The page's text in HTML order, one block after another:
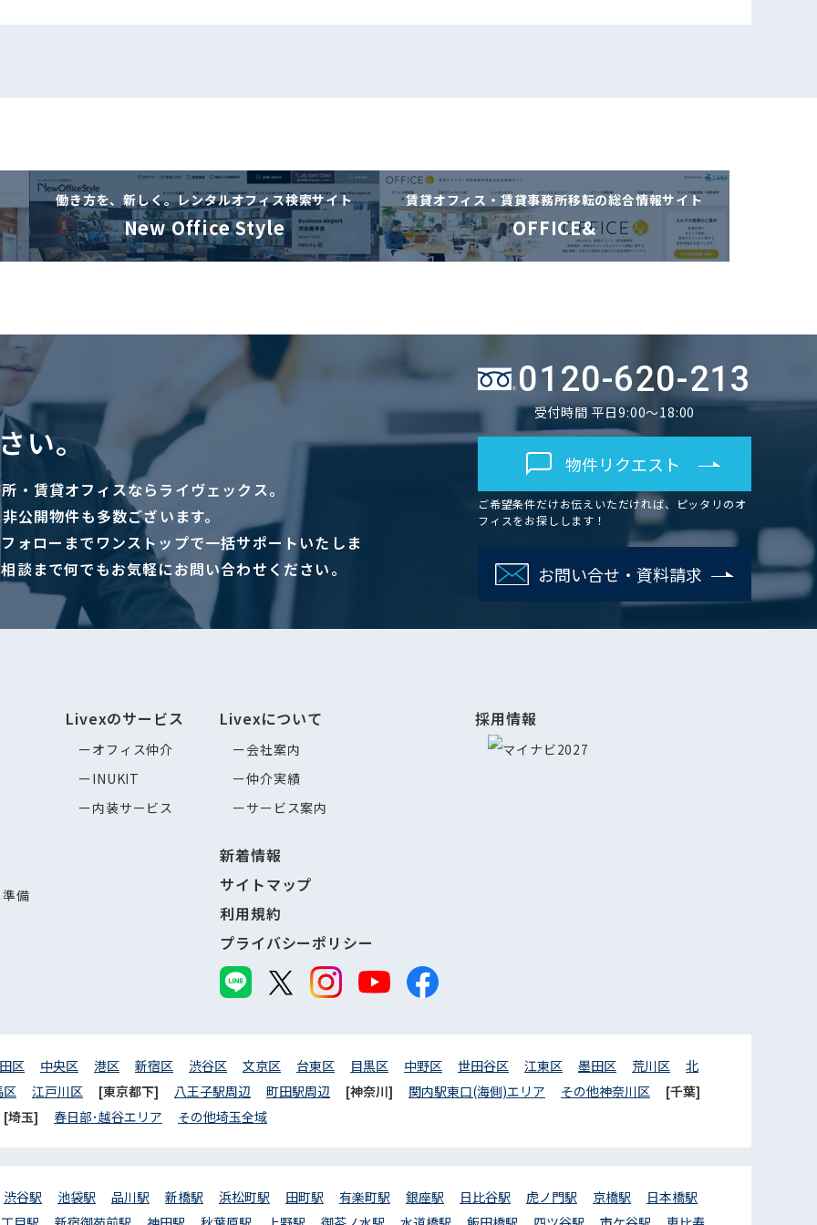
働き方を、新しく。レンタルオフィス検索サイト
New Office Style
賃貸オフィス・賃貸事務所移転の総合情報サイト
OFFICE&
い。
・賃貸オフィスならライヴェックス。
公開物件も多数ございます。
ォローまでワンストップで一括サポートいたしま
談まで何でもお気軽にお問い合わせください。
0120-620-213
受付時間 平日9:00～18:00
物件リクエスト
ご希望条件だけお伝えいただければ、ピッタリのオ
フィスをお探しします！
お問い合せ・資料請求
備
Livexのサービス
オフィス仲介
INUKIT
内装サービス
Livexについて
会社案内
仲介実績
サービス案内
新着情報
サイトマップ
利用規約
プライバシーポリシー
採用情報
区 中央区 港区 新宿区 渋谷区 文京区 台東区 目黒区 中野区 世田谷区 江東区 墨田区 荒川区
北
区
江戸川区 [東京都下] 八王子駅周辺 町田駅周辺 [神奈川] 関内駅東口(海側)エリア その他神奈川区
[千葉]
[埼玉] 春日部･越谷エリア その他埼玉全域
渋谷駅 池袋駅 品川駅 新橋駅 浜松町駅 田町駅 有楽町駅 銀座駅 日比谷駅 虎ノ門駅 京橋駅
日本橋駅